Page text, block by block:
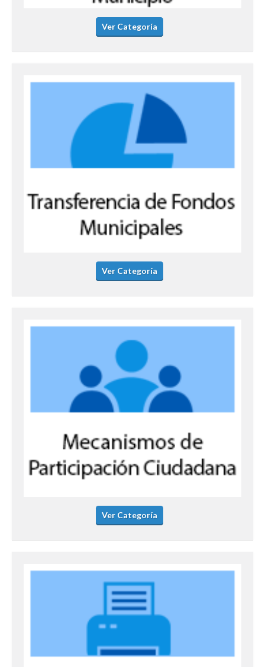
Ver Categoría
Ver Categoría
Ver Categoría